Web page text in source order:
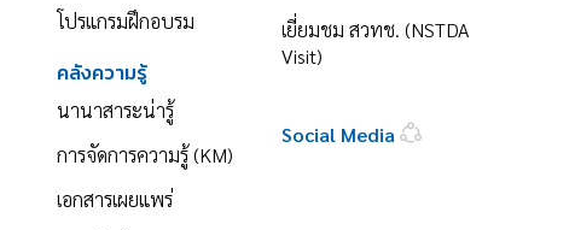
โปรแกรมฝึกอบรม
คลังความรู้
นานาสาระน่ารู้
การจัดการความรู้ (KM)
เอกสารเผยแพร่
เยี่ยมชม สวทช. (NSTDA
Visit)
Social Media